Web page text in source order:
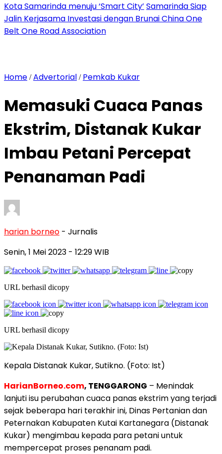
Kota Samarinda menuju ‘Smart City’ Samarinda Siap
Jalin Kerjasama Investasi dengan Brunai China One
Belt One Road Association
Home /Advertorial / Pemkab Kukar
Memasuki Cuaca Panas
Ekstrim, Distanak Kukar
Imbau Petani Percepat
Penanaman Padi
harian borneo - Jurnalis
Senin, 1 Mei 2023 - 12:29 WIB
URL berhasil dicopy
URL berhasil dicopy
Kepala Distanak Kukar, Sutikno. (Foto: Ist)
HarianBorneo.com, TENGGARONG – Menindak
lanjuti isu perubahan cuaca panas ekstrim yang terjadi
sejak beberapa hari terakhir ini, Dinas Pertanian dan
Peternakan Kabupaten Kutai Kartanegara (Distanak
Kukar) mengimbau kepada para petani untuk
mempercepat proses penanam padi.